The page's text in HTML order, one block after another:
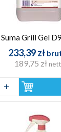
Suma Grill Gel
233,39 zł
189,75 zł